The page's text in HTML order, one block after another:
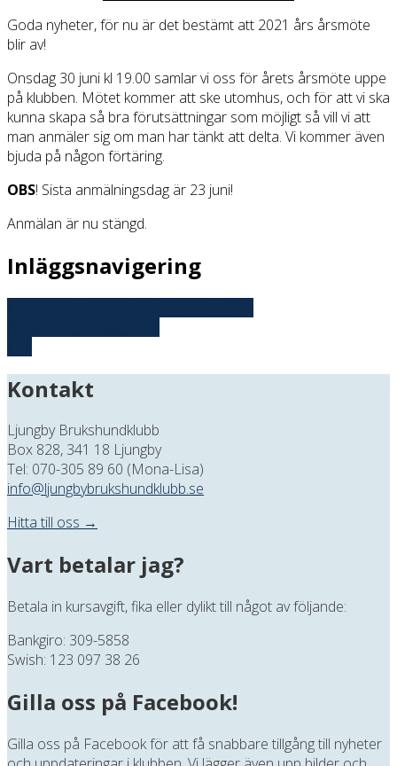
Goda nyheter, för nu är det bestämt att 2021 års årsmöte
blir av!
Onsdag 30 juni kl 19.00 samlar vi oss för årets årsmöte uppe
på klubben. Mötet kommer att ske utomhus, och för att vi ska
kunna skapa så bra förutsättningar som möjligt så vill vi att
man anmäler sig om man har tänkt att delta. Vi kommer även
bjuda på någon förtäring.
OBS! Sista anmälningsdag är 23 juni!
Anmälan är nu stängd.
Inläggsnavigering
Kontakt
Ljungby Brukshundklubb
Box 828, 341 18 Ljungby
Tel: 070-305 89 60 (Mona-Lisa)
info@ljungbybrukshundklubb.se
Hitta till oss →
Vart betalar jag?
Betala in kursavgift, fika eller dylikt till något av följande:
Bankgiro: 309-5858
Swish: 123 097 38 26
Gilla oss på Facebook!
Gilla oss på Facebook för att få snabbare tillgång till nyheter